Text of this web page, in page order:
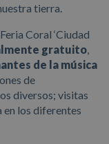
tierra.
Coral ‘Ciudad
gratuito,
de la música
de
diversos; visitas
los diferentes